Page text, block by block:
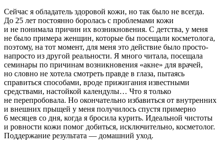
Сейчас я обладатель здоровой кожи, но так было не всегда.
До 25 лет постоянно боролась с проблемами кожи
и не понимала причин их возникновения. С детства, у меня
не было примера женщин, которые бы посещали косметолога,
поэтому, на тот момент, для меня это действие было просто-
напросто из другой реальности. Я много читала, посещала
семинары по причинам возникновения «акне» для врачей,
но словно не хотела смотреть правде в глаза, пытаясь
справиться способами, вроде прижигания известными
средствами, настойкой календулы… Что я только
не перепробовала. Но окончательно избавиться от внутренних
и внешних прыщей у меня получилось спустя примерно
6 месяцев со дня, когда я бросила курить. Идеальной чистоты
и ровности кожи помог добиться, исключительно, косметолог.
Поддержание результата — домашний уход.